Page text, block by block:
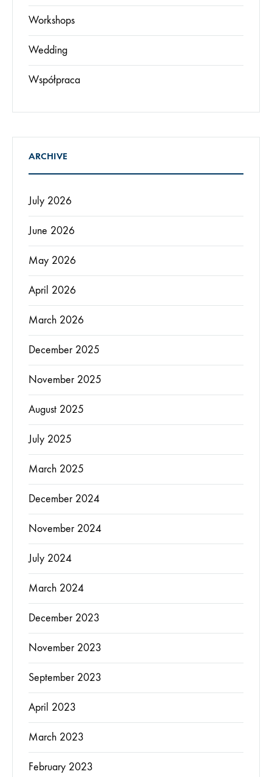
Workshops
Wedding
Współpraca
ARCHIVE
July 2026
June 2026
May 2026
April 2026
March 2026
December 2025
November 2025
August 2025
July 2025
March 2025
December 2024
November 2024
July 2024
March 2024
December 2023
November 2023
September 2023
April 2023
March 2023
February 2023